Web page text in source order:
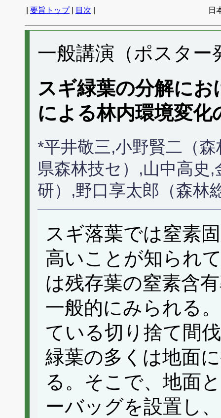
要旨トップ| 目次 日
一般講演（ポスター
スギ緑葉の分解に
による林内環境変化
*平井敬三,小野賢二（
県森林技セ）,山中高史
研）,野口享太郎（森林
スギ落葉では窒素
高いことが知られ
は残存葉の窒素含
一般的にみられる
ている切り捨て間
緑葉の多くは地面
る。そこで、地面
ーバッグを設置し